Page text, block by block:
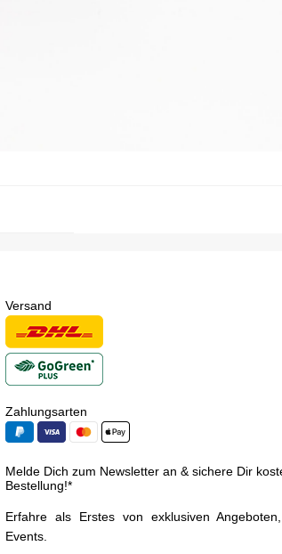
Versand
Zahlungsarten
Melde Dich zum Newsletter an & sichere Dir
Bestellung!*
Erfahre als Erstes von exklusiven
Events.